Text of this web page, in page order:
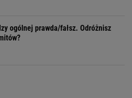
ogólnej prawda/fałsz. Odróżnisz